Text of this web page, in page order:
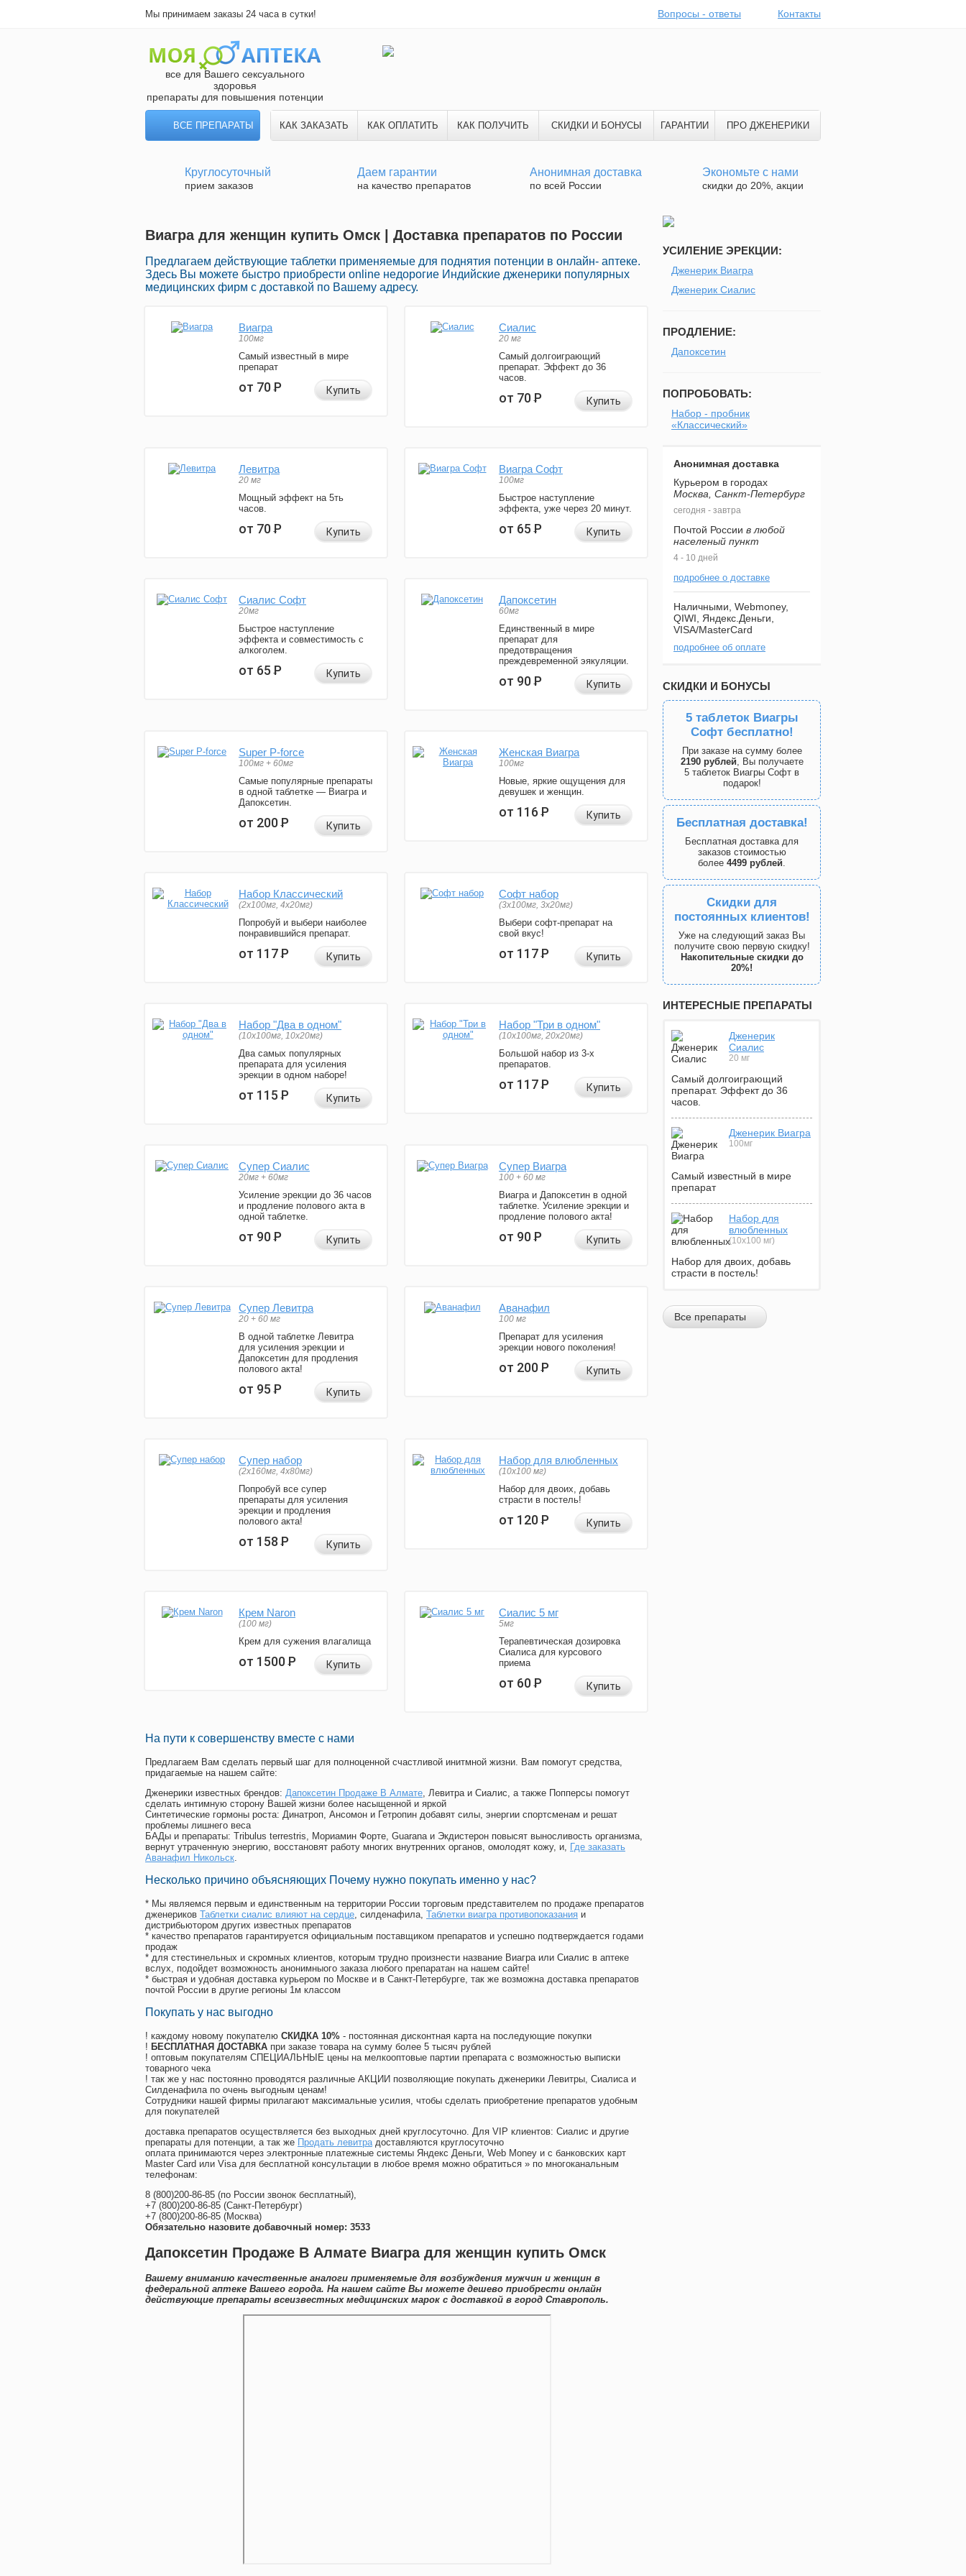
Мы принимаем заказы 24 часа в сутки! Вопросы - ответы Контакты
все для Вашего сексуального
здоровья
препараты для повышения потенции
ВСЕ ПРЕПАРАТЫ КАК ЗАКАЗАТЬ КАК ОПЛАТИТЬ КАК ПОЛУЧИТЬ СКИДКИ И БОНУСЫ ГАРАНТИИ ПРО ДЖЕНЕРИКИ
Круглосуточный
прием заказов
Даем гарантии
на качество препаратов
Анонимная доставка
по всей России
Экономьте с нами
скидки до 20%, акции
Виагра для женщин купить Омск | Доставка препаратов по России
Предлагаем действующие таблетки применяемые для поднятия потенции в онлайн- аптеке.
Здесь Вы можете быстро приобрести online недорогие Индийские дженерики популярных
медицинских фирм с доставкой по Вашему адресу.
Виагра
100мг
Самый известный в мире
препарат
от 70Р Купить
Сиалис
20 мг
Самый долгоиграющий
препарат. Эффект до 36
часов.
от 70Р Купить
Левитра
20 мг
Мощный эффект на 5ть
часов.
от 70Р Купить
Виагра Софт
100мг
Быстрое наступление
эффекта, уже через 20 минут.
от 65Р Купить
Сиалис Софт
20мг
Быстрое наступление
эффекта и совместимость с
алкоголем.
от 65Р Купить
Дапоксетин
60мг
Единственный в мире
препарат для
предотвращения
преждевременной эякуляции.
от 90Р Купить
Super P-force
100мг + 60мг
Самые популярные препараты
в одной таблетке — Виагра и
Дапоксетин.
от 200Р Купить
Женская Виагра
100мг
Новые, яркие ощущения для
девушек и женщин.
от 116Р Купить
Набор Классический
(2x100мг, 4x20мг)
Попробуй и выбери наиболее
понравившийся препарат.
от 117Р Купить
Софт набор
(3x100мг, 3x20мг)
Выбери софт-препарат на
свой вкус!
от 117Р Купить
Набор "Два в одном"
(10x100мг, 10x20мг)
Два самых популярных
препарата для усиления
эрекции в одном наборе!
от 115Р Купить
Набор "Три в одном"
(10x100мг, 20x20мг)
Большой набор из 3-х
препаратов.
от 117Р Купить
Супер Сиалис
20мг + 60мг
Усиление эрекции до 36 часов
и продление полового акта в
одной таблетке.
от 90Р Купить
Супер Виагра
100 + 60 мг
Виагра и Дапоксетин в одной
таблетке. Усиление эрекции и
продление полового акта!
от 90Р Купить
Супер Левитра
20 + 60 мг
В одной таблетке Левитра
для усиления эрекции и
Дапоксетин для продления
полового акта!
от 95Р Купить
Аванафил
100 мг
Препарат для усиления
эрекции нового поколения!
от 200Р Купить
Супер набор
(2х160мг, 4х80мг)
Попробуй все супер
препараты для усиления
эрекции и продления
полового акта!
от 158Р Купить
Набор для влюбленных
(10х100 мг)
Набор для двоих, добавь
страсти в постель!
от 120Р Купить
Крем Naron
(100 мг)
Крем для сужения влагалища
от 1500Р Купить
Сиалис 5 мг
5мг
Терапевтическая дозировка
Сиалиса для курсового
приема
от 60Р Купить
На пути к совершенству вместе с нами
Предлагаем Вам сделать первый шаг для полноценной счастливой инитмной жизни. Вам помогут средства,
придагаемые на нашем сайте:
Дженерики известных брендов: Дапоксетин Продаже В Алмате, Левитра и Сиалис, а также Попперсы помогут
сделать интимную сторону Вашей жизни более насыщенной и яркой
Синтетические гормоны роста: Динатроп, Ансомон и Гетропин добавят силы, энергии спортсменам и решат
проблемы лишнего веса
БАДы и препараты: Tribulus terrestris, Мориамин Форте, Guarana и Экдистерон повысят выносливость организма,
вернут утраченную энергию, восстановят работу многих внутренних органов, омолодят кожу, и, Где заказать
Аванафил Никольск.
Несколько причино объясняющих Почему нужно покупать именно у нас?
* Мы являемся первым и единственным на территории России торговым представителем по продаже препаратов
дженериков Таблетки сиалис влияют на сердце, силденафила, Таблетки виагра противопоказания и
дистрибьютором других известных препаратов
* качество препаратов гарантируется официальным поставщиком препаратов и успешно подтверждается годами
продаж
* для стестинельных и скромных клиентов, которым трудно произнести название Виагра или Сиалис в аптеке
вслух, подойдет возможность анонимныого заказа любого препаратан на нашем сайте!
* быстрая и удобная доставка курьером по Москве и в Санкт-Петербурге, так же возможна доставка препаратов
почтой России в другие регионы 1м классом
Покупать у нас выгодно
! каждому новому покупателю СКИДКА 10% - постоянная дисконтная карта на последующие покупки
! БЕСПЛАТНАЯ ДОСТАВКА при заказе товара на сумму более 5 тысяч рублей
! оптовым покупателям СПЕЦИАЛЬНЫЕ цены на мелкооптовые партии препарата с возможностью выписки
товарного чека
! так же у нас постоянно проводятся различные АКЦИИ позволяющие покупать дженерики Левитры, Сиалиса и
Силденафила по очень выгодным ценам!
Cотрудники нашей фирмы прилагают максимальные усилия, чтобы сделать приобретение препаратов удобным
для покупателей
доставка препаратов осуществляется без выходных дней круглосуточно. Для VIP клиентов: Сиалис и другие
препараты для потенции, а так же Продать левитрадоставляются круглосуточно
оплата принимаются через электронные платежные системы Яндекс Деньги, Web Money и с банковских карт
Master Card или Visa для бесплатной консультации в любое время можно обратиться » по многоканальным
телефонам:
8 (800)200-86-85 (по России звонок бесплатный),
+7 (800)200-86-85 (Санкт-Петербург)
+7 (800)200-86-85 (Москва)
Обязательно назовите добавочный номер: 3533
Дапоксетин Продаже В Алмате Виагра для женщин купить Омск
Вашему вниманию качественные аналоги применяемые для возбуждения мужчин и женщин в
федеральной аптеке Вашего города. На нашем сайте Вы можете дешево приобрести онлайн
действующие препараты всеизвестных медицинских марок с доставкой в город Ставрополь.
УСИЛЕНИЕ ЭРЕКЦИИ:
Дженерик Виагра
Дженерик Сиалис
ПРОДЛЕНИЕ:
Дапоксетин
ПОПРОБОВАТЬ:
Набор - пробник
«Классический»
Анонимная доставка
Курьером в городах
Москва, Санкт-Петербург
сегодня - завтра
Почтой России в любой
населеный пункт
4 - 10 дней
подробнее о доставке
Наличными, Webmoney,
QIWI, Яндекс.Деньги,
VISA/MasterCard
подробнее об оплате
СКИДКИ И БОНУСЫ
5 таблеток Виагры
Софт бесплатно!
При заказе на сумму более
2190 рублей, Вы получаете
5 таблеток Виагры Софт в
подарок!
Бесплатная доставка!
Бесплатная доставка для
заказов стоимостью
более 4499 рублей.
Скидки для
постоянных клиентов!
Уже на следующий заказ Вы
получите свою первую скидку!
Накопительные скидки до
20%!
ИНТЕРЕСНЫЕ ПРЕПАРАТЫ
Дженерик
Сиалис
20 мг
Самый долгоиграющий
препарат. Эффект до 36
часов.
Дженерик Виагра
100мг
Самый известный в мире
препарат
Набор для
влюбленных
(10х100 мг)
Набор для двоих, добавь
страсти в постель!
Все препараты